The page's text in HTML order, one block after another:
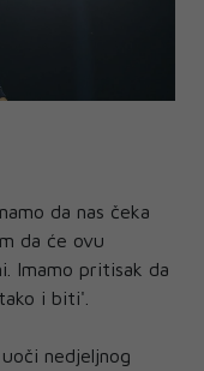
da nas čeka
da će ovu
Imamo pritisak da
i biti'.
uoči nedjeljnog